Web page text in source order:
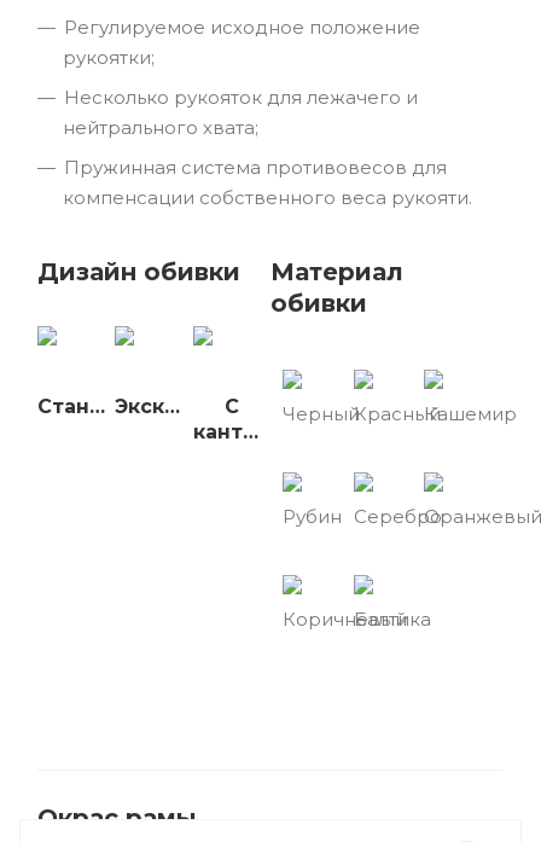
Регулируемое исходное положение
рукоятки;
Несколько рукояток для лежачего и
нейтрального хвата;
Пружинная система противовесов для
компенсации собственного веса рукояти.
Дизайн обивки
Стандарт Эксклюзив
С
кантом
Материал
обивки
ЧерныйКрасныйКашемир
Рубин Серебро
Коричневый
Балтика
Окрас рамы